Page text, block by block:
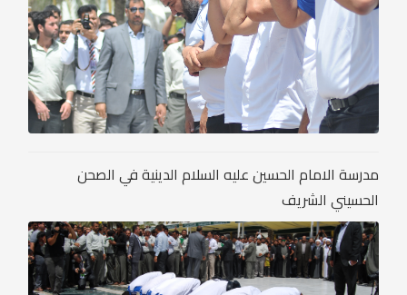
مدرسة الامام الحسين عليه السلام الدينية في الصحن
الحسيني الشريف